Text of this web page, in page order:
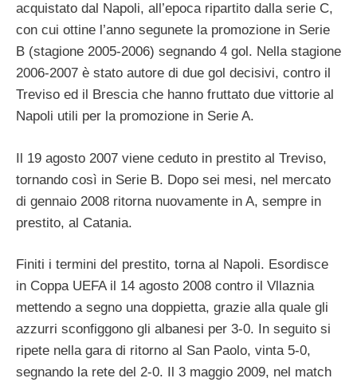
acquistato dal Napoli, all’epoca ripartito dalla serie C,
con cui ottine l’anno segunete la promozione in Serie
B (stagione 2005-2006) segnando 4 gol. Nella stagione
2006-2007 è stato autore di due gol decisivi, contro il
Treviso ed il Brescia che hanno fruttato due vittorie al
Napoli utili per la promozione in Serie A.
Il 19 agosto 2007 viene ceduto in prestito al Treviso,
tornando così in Serie B. Dopo sei mesi, nel mercato
di gennaio 2008 ritorna nuovamente in A, sempre in
prestito, al Catania.
Finiti i termini del prestito, torna al Napoli. Esordisce
in Coppa UEFA il 14 agosto 2008 contro il Vllaznia
mettendo a segno una doppietta, grazie alla quale gli
azzurri sconfiggono gli albanesi per 3-0. In seguito si
ripete nella gara di ritorno al San Paolo, vinta 5-0,
segnando la rete del 2-0. Il 3 maggio 2009, nel match